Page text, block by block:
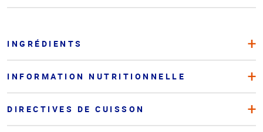
INGRÉDIENTS
INFORMATION NUTRITIONNELLE
DIRECTIVES DE CUISSON